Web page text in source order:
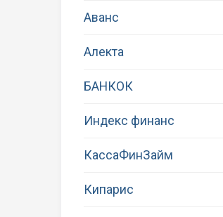
Аванс
Алекта
БАНКОК
Индекс финанс
КассаФинЗайм
Кипарис